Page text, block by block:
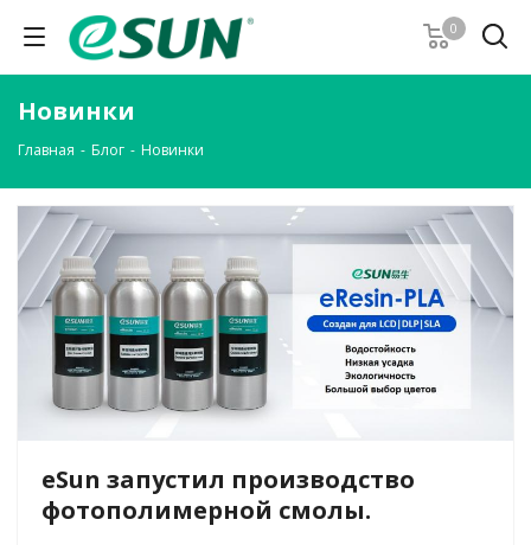
0
Новинки
Главная - Блог - Новинки
eSun запустил производство
фотополимерной смолы.